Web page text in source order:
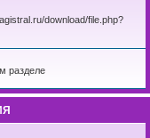
download/file.php?
разделе